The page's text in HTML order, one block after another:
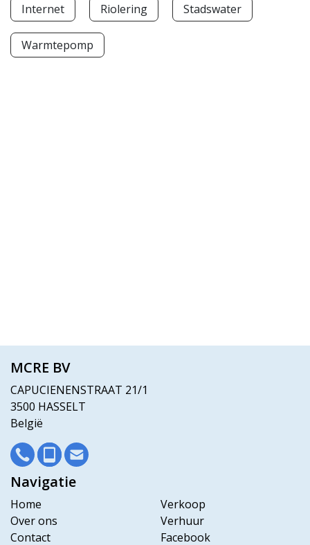
Internet Riolering Stadswater
Warmtepomp
MCRE BV
CAPUCIENENSTRAAT 21/1
3500 HASSELT
België
Navigatie
Home
Over ons
Contact
Verkoop
Verhuur
Facebook